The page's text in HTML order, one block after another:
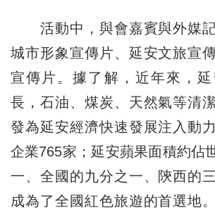
活動中，與會嘉賓與外媒記
城市形象宣傳片、延安文旅宣
宣傳片。據了解，近年來，
長，石油、煤炭、天然氣等清
發為延安經濟快速發展注入動
企業765家；延安蘋果面積約佔
一、全國的九分之一、陝西的
成為了全國紅色旅遊的首選地